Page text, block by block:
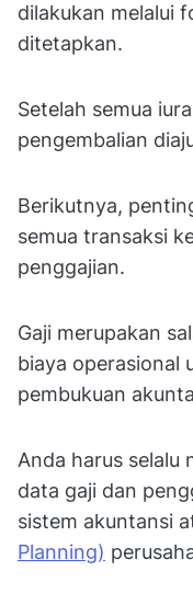
dilakukan melalui
ditetapkan.
Setelah semua
pengembalian
Berikutnya,
semua transaksi
penggajian.
Gaji merupakan
biaya operasional
pembukuan
Anda harus selalu
data gaji dan
sistem akuntansi
Planning)